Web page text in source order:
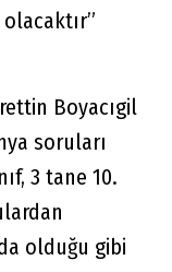
Boyacıgil
soruları
3 tane 10.
olduğu gibi